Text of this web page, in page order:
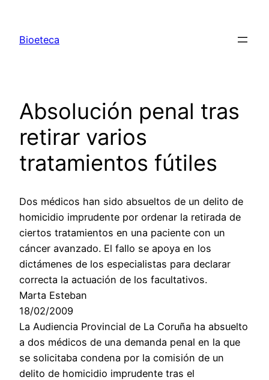
contenido
Bioeteca
Absolución penal tras
retirar varios
tratamientos fútiles
Dos médicos han sido absueltos de un delito de
homicidio imprudente por ordenar la retirada de
ciertos tratamientos en una paciente con un
cáncer avanzado. El fallo se apoya en los
dictámenes de los especialistas para declarar
correcta la actuación de los facultativos.
Marta Esteban
18/02/2009
La Audiencia Provincial de La Coruña ha absuelto
a dos médicos de una demanda penal en la que
se solicitaba condena por la comisión de un
delito de homicidio imprudente tras el